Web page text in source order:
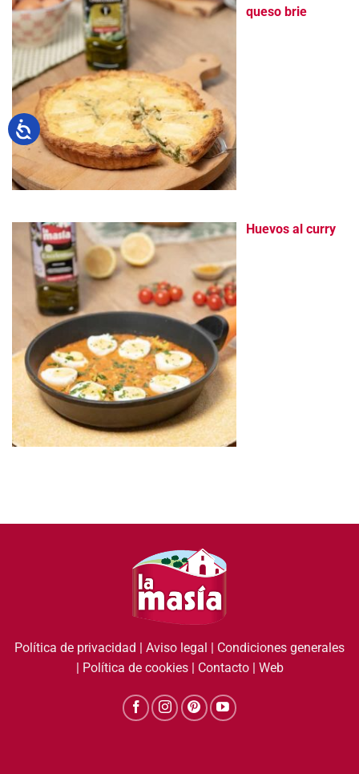
queso brie
Huevos al curry
Política de privacidad | Aviso legal | Condiciones generales
| Política de cookies| Contacto| Web